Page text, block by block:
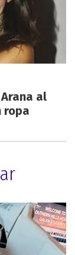
al
ropa